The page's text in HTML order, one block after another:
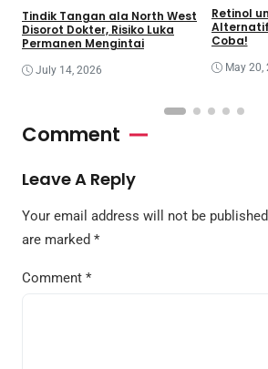
Tindik Tangan ala North West
Disorot Dokter, Risiko Luka
Permanen Mengintai
July 14, 2026
Retinol
Alternatif
Coba!
May 20,
Comment
Leave A Reply
Your email address will not be
are marked *
Comment *